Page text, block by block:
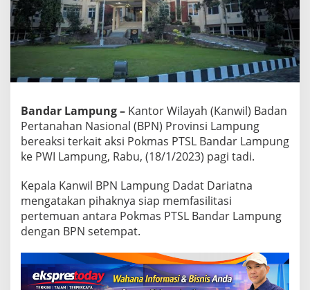
i
S
o
a
A
k
i
P
k
m
s
k
e
P
Bandar Lampung – Kantor Wilayah (Kanwil) Badan
Pertanahan Nasional (BPN) Provinsi Lampung
bereaksi terkait aksi Pokmas PTSL Bandar Lampung
ke PWI Lampung, Rabu, (18/1/2023) pagi tadi.
Kepala Kanwil BPN Lampung Dadat Dariatna
mengatakan pihaknya siap memfasilitasi
pertemuan antara Pokmas PTSL Bandar Lampung
dengan BPN setempat.